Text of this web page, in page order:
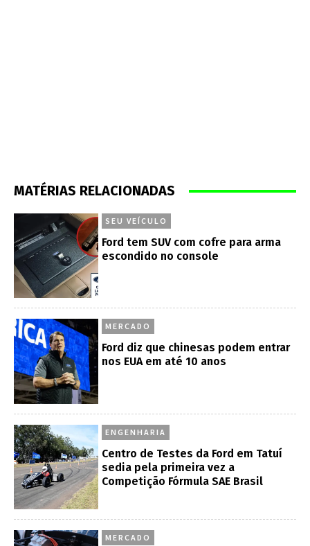
MATÉRIAS RELACIONADAS
SEU VEÍCULO
Ford tem SUV com cofre para arma
escondido no console
MERCADO
Ford diz que chinesas podem entrar
nos EUA em até 10 anos
ENGENHARIA
Centro de Testes da Ford em Tatuí
sedia pela primeira vez a
Competição Fórmula SAE Brasil
MERCADO